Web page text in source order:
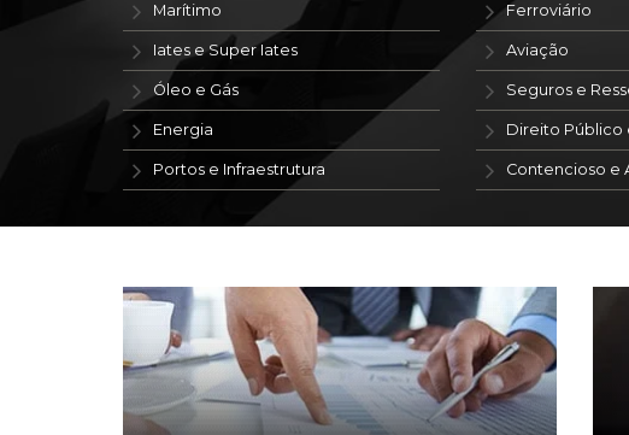
Marítimo
Iates e Super Iates
Óleo e Gás
Energia
Portos e Infraestrutura
Ferroviário
Aviação
Seguros e
Direito Público
Contencioso e